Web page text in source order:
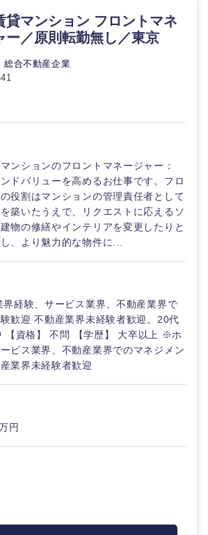
貸マンション フロントマネ
ー／原則転勤無し／東京
合不動産企業
ンションのフロントマネージャー：
ドバリューを高めるお仕事です。フロ
役割はマンションの管理責任者として
築いたうえで、リクエストに応えるソ
物の修繕やインテリアを変更したりと
、より魅力的な物件に...
界経験、サービス業界、不動産業界で
歓迎 不動産業界未経験者歓迎。20代
【資格】 不問 【学歴】 大卒以上 ※ホ
ビス業界、不動産業界でのマネジメン
業界未経験者歓迎
円